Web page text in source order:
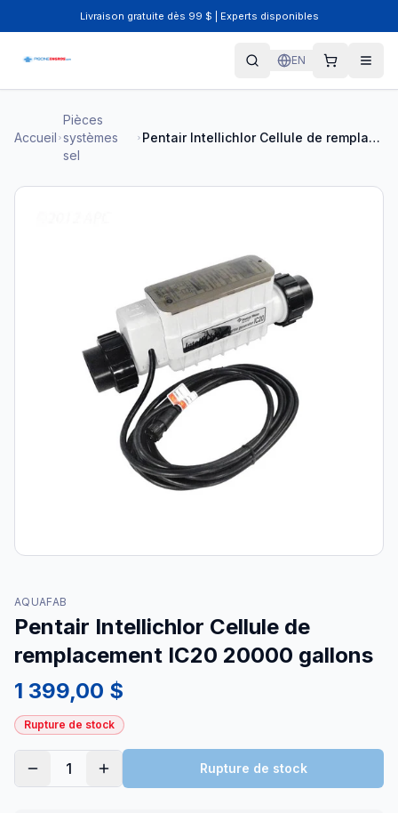
Livraison gratuite dès 99 $ | Experts disponibles
EN
Accueil
Pièces
systèmes
sel
Pentair Intellichlor Cellule de remplacement IC20 20000 gallons
AQUAFAB
Pentair Intellichlor Cellule de
remplacement IC20 20000 gallons
1 399,00 $
Rupture de stock
1 Rupture de stock